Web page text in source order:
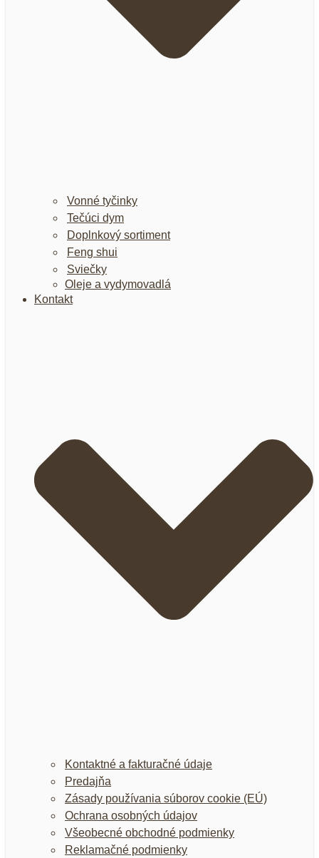
Vonné tyčinky
Tečúci dym
Doplnkový sortiment
Feng shui
Sviečky
Oleje a vydymovadlá
Kontakt
Kontaktné a fakturačné údaje
Predajňa
Zásady používania súborov cookie (EÚ)
Ochrana osobných údajov
Všeobecné obchodné podmienky
Reklamačné podmienky